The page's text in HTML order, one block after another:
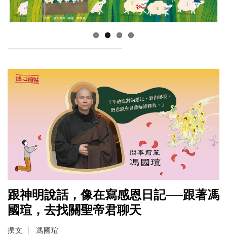
跟神明說話，像在寫感恩日記──跟著馮
國瑄，去找關聖帝君聊天
撰文 馮國瑄